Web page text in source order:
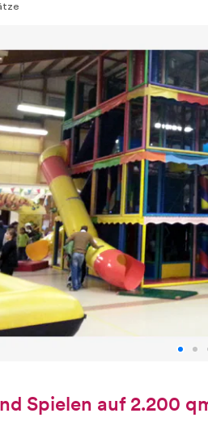
Spielen auf 2.200